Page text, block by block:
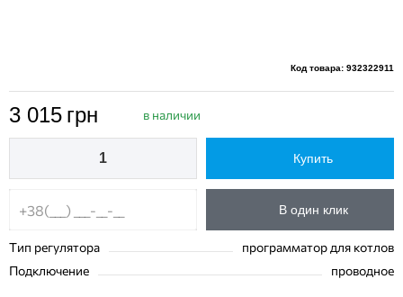
Код товара: 932322911
3 015 грн в наличии
Купить
В один клик
Тип регулятора
программатор для котлов
Подключение
проводное